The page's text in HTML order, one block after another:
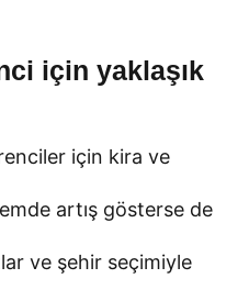
için yaklaşık
için kira ve
artış gösterse de
ve şehir seçimiyle